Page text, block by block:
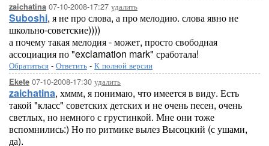
zaichatina 07-10-2008-17:27 удалить
Suboshi, я не про слова, а про мелодию. слова явно не
школьно-советские))))
а почему такая мелодия - может, просто свободная
ассоциация по "exclamation mark" сработала!
Обратиться - Ответить - К полной версии
Ekete 07-10-2008-17:30 удалить
zaichatina, хммм, я понимаю, что имеется в виду. Есть
такой "класс" советских детских и не очень песен, очень
светлых, но немного с грустинкой. Мне они тоже
вспомнились:) Но по ритмике вылез Высоцкий (с ушами,
да).